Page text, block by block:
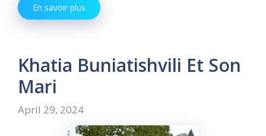
En savoir plus
Khatia Buniatishvili Et Son
Mari
April 29, 2024